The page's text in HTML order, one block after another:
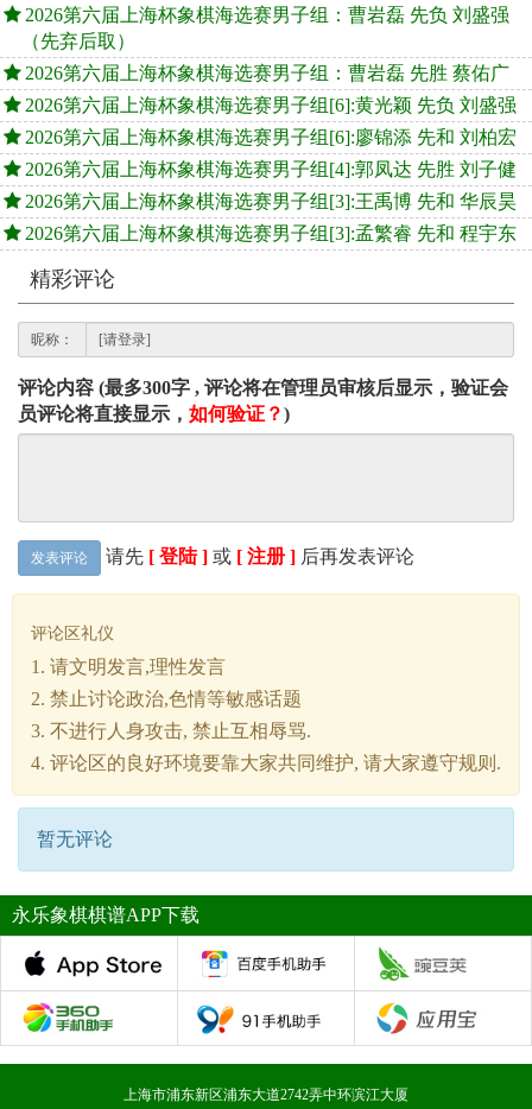
2026第六届上海杯象棋海选赛男子组：曹岩磊 先负 刘盛强
（先弃后取）
2026第六届上海杯象棋海选赛男子组：曹岩磊 先胜 蔡佑广
2026第六届上海杯象棋海选赛男子组[6]:黄光颖 先负 刘盛强
2026第六届上海杯象棋海选赛男子组[6]:廖锦添 先和 刘柏宏
2026第六届上海杯象棋海选赛男子组[4]:郭凤达 先胜 刘子健
2026第六届上海杯象棋海选赛男子组[3]:王禹博 先和 华辰昊
2026第六届上海杯象棋海选赛男子组[3]:孟繁睿 先和 程宇东
精彩评论
昵称：
评论内容 (最多300字 , 评论将在管理员审核后显示，验证会
员评论将直接显示， 如何验证？)
发表评论 请先 [ 登陆 ] 或 [ 注册 ] 后再发表评论
评论区礼仪
1. 请文明发言,理性发言
2. 禁止讨论政治,色情等敏感话题
3. 不进行人身攻击, 禁止互相辱骂.
4. 评论区的良好环境要靠大家共同维护, 请大家遵守规则.
暂无评论
永乐象棋棋谱APP下载
上海市浦东新区浦东大道2742弄中环滨江大厦